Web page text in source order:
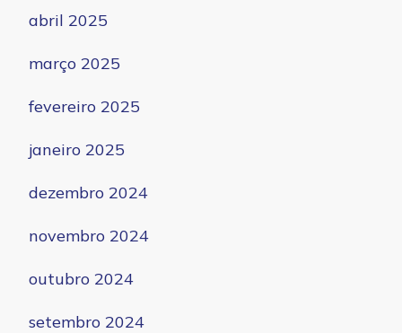
abril 2025
março 2025
fevereiro 2025
janeiro 2025
dezembro 2024
novembro 2024
outubro 2024
setembro 2024